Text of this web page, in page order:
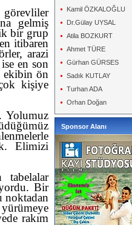
gelmiş
bir grup
itibaren
arazi
en son
ekibin ön
kişiye
Yolumuz
Elimizi
tabelalar
Bir
noktadan
rakım
Kamil ÖZKALOĞLU
Dr.Gülay UYSAL
Atila BOZKURT
Ahmet TÜRE
Gürhan GÜRSES
Sadık KUTLAY
Turhan ADA
Orhan Doğan
Sponsor Alanı